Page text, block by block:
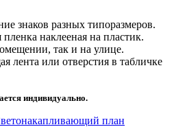
знаков разных типоразмеров.
наклееная на пластик.
так и на улице.
лента или отверстия в табличке
индивидуально.
план